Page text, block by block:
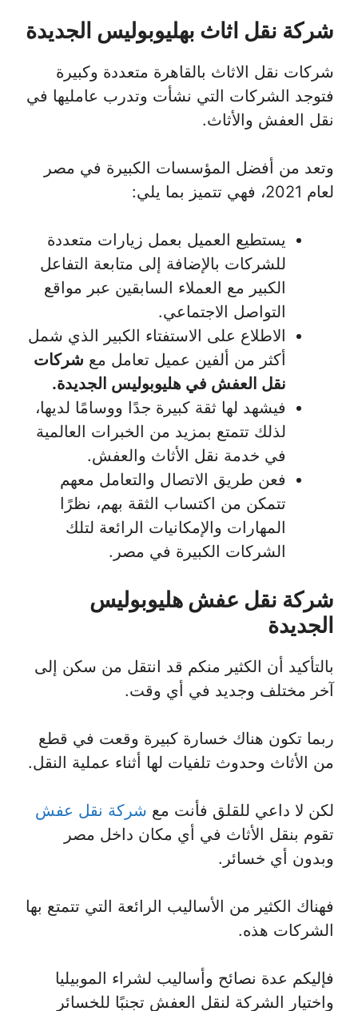
شركة نقل اثاث بهليوبوليس الجديدة
شركات نقل الاثاث بالقاهرة متعددة وكبيرة
فتوجد الشركات التي نشأت وتدرب عامليها في
نقل العفش والأثاث.
وتعد من أفضل المؤسسات الكبيرة في مصر
لعام 2021، فهي تتميز بما يلي:
يستطيع العميل بعمل زيارات متعددة
للشركات بالإضافة إلى متابعة التفاعل
الكبير مع العملاء السابقين عبر مواقع
التواصل الاجتماعي.
الاطلاع على الاستفتاء الكبير الذي شمل
أكثر من ألفين عميل تعامل مع شركات
نقل العفش في هليوبوليس الجديدة.
فيشهد لها ثقة كبيرة جدًا ووسامًا لديها،
لذلك تتمتع بمزيد من الخبرات العالمية
في خدمة نقل الأثاث والعفش.
فعن طريق الاتصال والتعامل معهم
تتمكن من اكتساب الثقة بهم، نظرًا
المهارات والإمكانيات الرائعة لتلك
الشركات الكبيرة في مصر.
شركة نقل عفش هليوبوليس
الجديدة
بالتأكيد أن الكثير منكم قد انتقل من سكن إلى
آخر مختلف وجديد في أي وقت.
ربما تكون هناك خسارة كبيرة وقعت في قطع
من الأثاث وحدوث تلفيات لها أثناء عملية النقل.
لكن لا داعي للقلق فأنت مع شركة نقل عفش
تقوم بنقل الأثاث في أي مكان داخل مصر
وبدون أي خسائر.
فهناك الكثير من الأساليب الرائعة التي تتمتع بها
الشركات هذه.
فإليكم عدة نصائح وأساليب لشراء الموبيليا
واختيار الشركة لنقل العفش تجنبًا للخسائر